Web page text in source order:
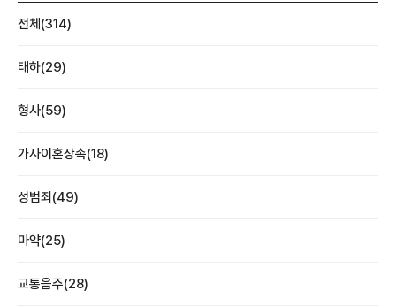
전체(314)
태하(29)
형사(59)
가사이혼상속(18)
성범죄(49)
마약(25)
교통음주(28)